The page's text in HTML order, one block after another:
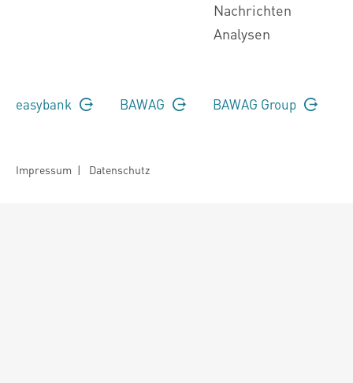
Nachrichten
Analysen
easybank BAWAG BAWAG Group
Impressum | Datenschutz